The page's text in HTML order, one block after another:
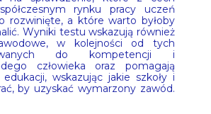
rynku pracy uczeń
rozwinięte, a które warto byłoby
Wyniki testu wskazują również
w kolejności od tych
do kompetencji i
człowieka oraz pomagają
wskazując jakie szkoły i
by uzyskać wymarzony zawód.